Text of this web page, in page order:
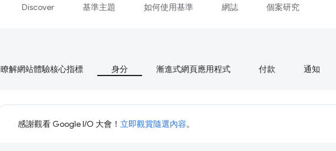
Discover 基準主題 如何使用基準 網誌 個案研究
瞭解網站體驗核心指標 身分 漸進式網頁應用程式 付款 通知
感謝觀看 Google I/O 大會！ 立即觀賞隨選內容。